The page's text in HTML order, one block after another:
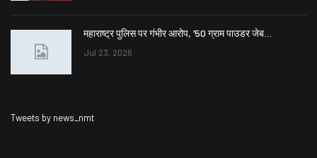
महाराष्ट्र पुलिस पर गंभीर आरोप, ’50 ग्राम पाउडर जेब…
Jul 23, 2026
Tweets by news_nmt